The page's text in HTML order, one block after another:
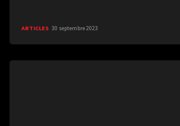
ARTICLES 30 septembre 2023